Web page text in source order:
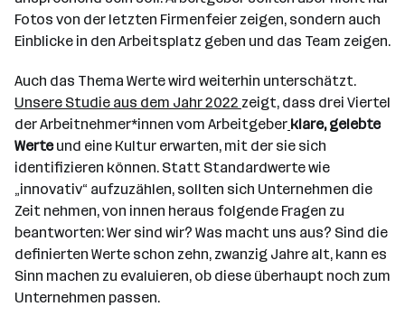
Fotos von der letzten Firmenfeier zeigen, sondern auch
Einblicke in den Arbeitsplatz geben und das Team zeigen.
Auch das Thema Werte wird weiterhin unterschätzt.
Unsere Studie aus dem Jahr 2022 zeigt, dass drei Viertel
der Arbeitnehmer*innen vom Arbeitgeber klare, gelebte
Werteund eine Kultur erwarten, mit der sie sich
identifizieren können. Statt Standardwerte wie
„innovativ“ aufzuzählen, sollten sich Unternehmen die
Zeit nehmen, von innen heraus folgende Fragen zu
beantworten: Wer sind wir? Was macht uns aus? Sind die
definierten Werte schon zehn, zwanzig Jahre alt, kann es
Sinn machen zu evaluieren, ob diese überhaupt noch zum
Unternehmen passen.